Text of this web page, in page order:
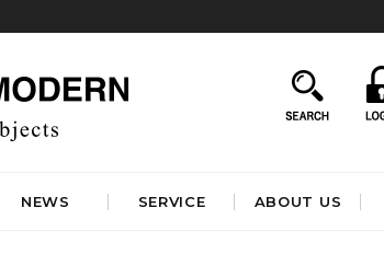
NEWS SERVICE ABOUT US